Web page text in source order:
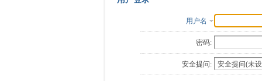
用户名
密码:
安全提问: